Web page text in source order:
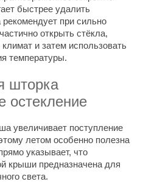
быстрее удалить
рекомендует при сильно
открыть стёкла,
и затем использовать
температуры.
шторка
остекление
увеличивает поступление
летом особенно полезна
указывает, что
крыши предназначена для
света.